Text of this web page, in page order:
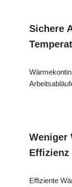
Sichere
Weniger
Effizienz
Effiziente